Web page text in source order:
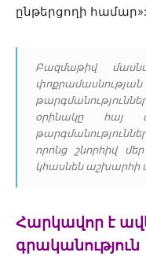
ընթերցողի համար»:
Բազմաթիվ
փոքրամասնության
օրինակը հայ
որոնց շնորհիվ
կհասնեն աշխարհի
Հարկավոր է
գրականություն